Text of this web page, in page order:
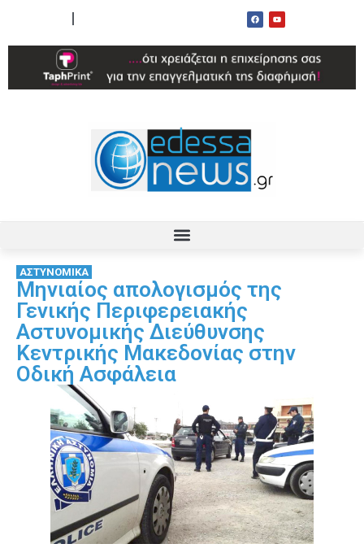
ΑΣΤΥΝΟΜΙΚΑ
Μηνιαίος απολογισμός της
Γενικής Περιφερειακής
Αστυνομικής Διεύθυνσης
Κεντρικής Μακεδονίας στην
Οδική Ασφάλεια